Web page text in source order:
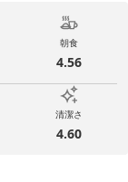
朝食
4.56
清潔さ
4.60